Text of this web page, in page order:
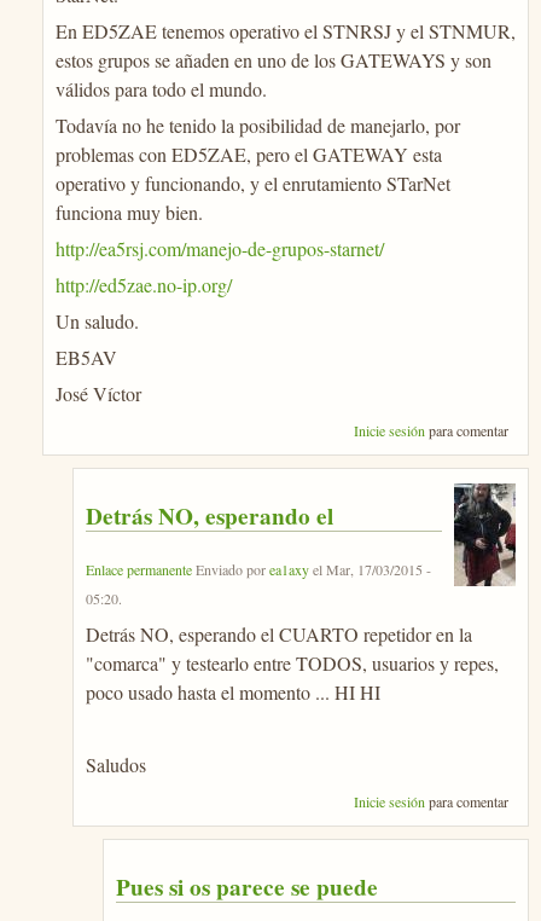
En ED5ZAE tenemos operativo el STNRSJ y el STNMUR,
estos grupos se añaden en uno de los GATEWAYS y son
válidos para todo el mundo.
Todavía no he tenido la posibilidad de manejarlo, por
problemas con ED5ZAE, pero el GATEWAY esta
operativo y funcionando, y el enrutamiento STarNet
funciona muy bien.
http://ea5rsj.com/manejo-de-grupos-starnet/
http://ed5zae.no-ip.org/
Un saludo.
EB5AV
José Víctor
Inicie sesión para comentar
Detrás NO, esperando el
Enlace permanenteEnviado porea1axyelMar, 17/03/2015 -
05:20.
Detrás NO, esperando el CUARTO repetidor en la
"comarca" y testearlo entre TODOS, usuarios y repes,
poco usado hasta el momento ... HI HI
Saludos
Inicie sesiónpara comentar
Pues si os parece se puede